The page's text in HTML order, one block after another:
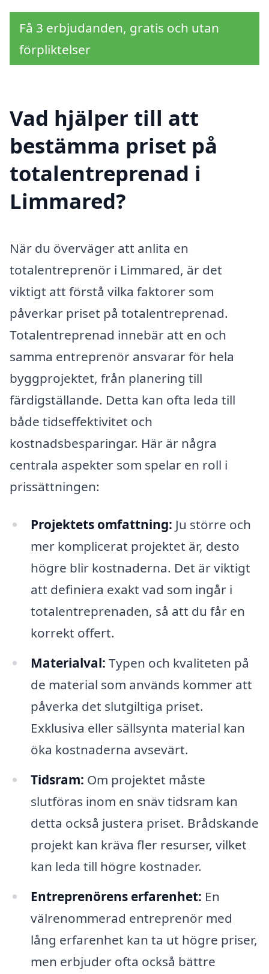
Få 3 erbjudanden, gratis och utan
förpliktelser
Vad hjälper till att
bestämma priset på
totalentreprenad i
Limmared?
När du överväger att anlita en
totalentreprenör i Limmared, är det
viktigt att förstå vilka faktorer som
påverkar priset på totalentreprenad.
Totalentreprenad innebär att en och
samma entreprenör ansvarar för hela
byggprojektet, från planering till
färdigställande. Detta kan ofta leda till
både tidseffektivitet och
kostnadsbesparingar. Här är några
centrala aspekter som spelar en roll i
prissättningen:
Projektets omfattning: Ju större och
mer komplicerat projektet är, desto
högre blir kostnaderna. Det är viktigt
att definiera exakt vad som ingår i
totalentreprenaden, så att du får en
korrekt offert.
Materialval: Typen och kvaliteten på
de material som används kommer att
påverka det slutgiltiga priset.
Exklusiva eller sällsynta material kan
öka kostnaderna avsevärt.
Tidsram: Om projektet måste
slutföras inom en snäv tidsram kan
detta också justera priset. Brådskande
projekt kan kräva fler resurser, vilket
kan leda till högre kostnader.
Entreprenörens erfarenhet: En
välrenommerad entreprenör med
lång erfarenhet kan ta ut högre priser,
men erbjuder ofta också bättre